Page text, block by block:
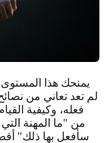
يمنحك هذا المستوى
لم تعد تعاني من
فعله، وكيفية
من "ما المهنة
سأفعل بها ذلك"